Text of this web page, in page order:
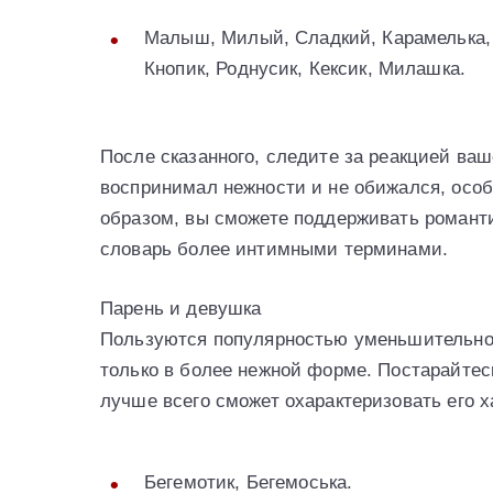
Малыш, Милый, Сладкий,
Кнопик, Роднусик, Кексик, Милашка.
После сказанного, следите за реакцией
воспринимал нежности и не обижался,
образом, вы сможете поддерживать
словарь более интимными терминами.
Парень и девушка
Пользуются популярностью
только в более нежной форме.
лучше всего сможет охарактеризовать его
Бегемотик, Бегемоська.